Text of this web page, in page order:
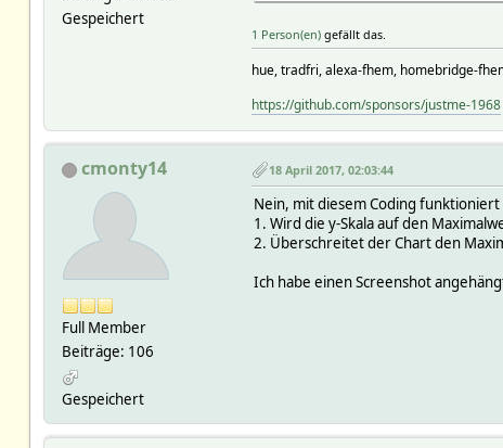
Gespeichert
1 Person(en)gefällt das.
hue, tradfri, alexa-fhem, homebridge-
https://github.com/sponsors/justme-1968
cmonty14
Full Member
Beiträge: 106
Gespeichert
18 April 2017, 02:03:44
Nein, mit diesem Coding funktioniert
1. Wird die y-Skala auf den
2. Überschreitet der Chart den
Ich habe einen Screenshot